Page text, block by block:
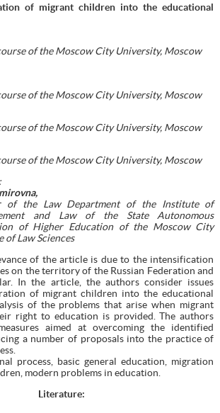
of migrant children into the educational
of the Moscow City University, Moscow
of the Moscow City University, Moscow
of the Moscow City University, Moscow
of the Moscow City University, Moscow
of the Law Department of the Institute of
and Law of the State Autonomous
of Higher Education of the Moscow City
of Law Sciences
of the article is due to the intensification
on the territory of the Russian Federation and
In the article, the authors consider issues
of migrant children into the educational
of the problems that arise when migrant
right to education is provided. The authors
aimed at overcoming the identified
a number of proposals into the practice of
process, basic general education, migration
modern problems in education.
Literature: